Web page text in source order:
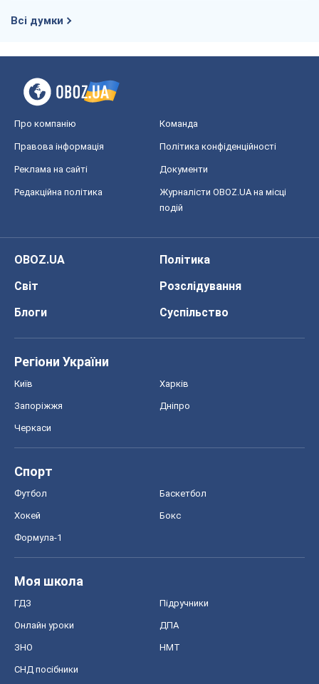
Всі думки
Про компанію Команда
Правова інформація Політика конфіденційності
Реклама на сайті Документи
Редакційна політика
Журналісти OBOZ.UA на місці
подій
OBOZ.UA
Політика
Світ
Розслідування
Блоги
Суспільство
Регіони України
Київ Харків
Запоріжжя Дніпро
Черкаси
Спорт
Футбол Баскетбол
Хокей Бокс
Формула-1
Моя школа
ГДЗ Підручники
Онлайн уроки ДПА
ЗНО НМТ
СНД посібники